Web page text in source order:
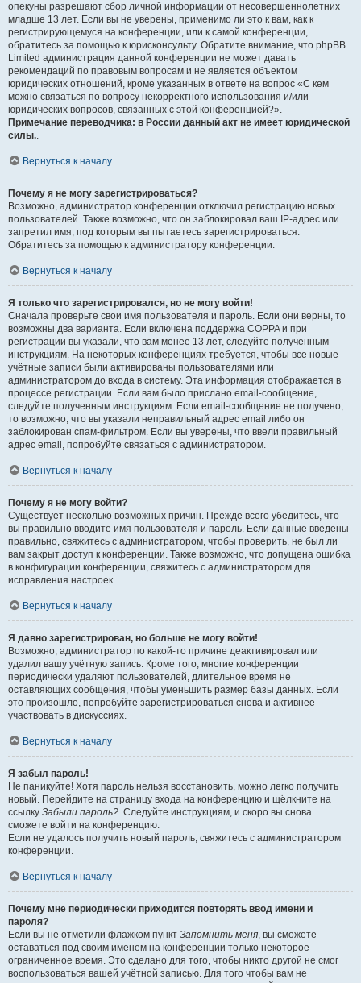
опекуны разрешают сбор личной информации от несовершеннолетних
младше 13 лет. Если вы не уверены, применимо ли это к вам, как к
регистрирующемуся на конференции, или к самой конференции,
обратитесь за помощью к юрисконсульту. Обратите внимание, что phpBB
Limited администрация данной конференции не может давать
рекомендаций по правовым вопросам и не является объектом
юридических отношений, кроме указанных в ответе на вопрос «С кем
можно связаться по вопросу некорректного использования и/или
юридических вопросов, связанных с этой конференцией?».
Примечание переводчика: в России данный акт не имеет юридической
силы..
Вернуться к началу
Почему я не могу зарегистрироваться?
Возможно, администратор конференции отключил регистрацию новых
пользователей. Также возможно, что он заблокировал ваш IP-адрес или
запретил имя, под которым вы пытаетесь зарегистрироваться.
Обратитесь за помощью к администратору конференции.
Вернуться к началу
Я только что зарегистрировался, но не могу войти!
Сначала проверьте свои имя пользователя и пароль. Если они верны, то
возможны два варианта. Если включена поддержка COPPA и при
регистрации вы указали, что вам менее 13 лет, следуйте полученным
инструкциям. На некоторых конференциях требуется, чтобы все новые
учётные записи были активированы пользователями или
администратором до входа в систему. Эта информация отображается в
процессе регистрации. Если вам было прислано email-сообщение,
следуйте полученным инструкциям. Если email-сообщение не получено,
то возможно, что вы указали неправильный адрес email либо он
заблокирован спам-фильтром. Если вы уверены, что ввели правильный
адрес email, попробуйте связаться с администратором.
Вернуться к началу
Почему я не могу войти?
Существует несколько возможных причин. Прежде всего убедитесь, что
вы правильно вводите имя пользователя и пароль. Если данные введены
правильно, свяжитесь с администратором, чтобы проверить, не был ли
вам закрыт доступ к конференции. Также возможно, что допущена ошибка
в конфигурации конференции, свяжитесь с администратором для
исправления настроек.
Вернуться к началу
Я давно зарегистрирован, но больше не могу войти!
Возможно, администратор по какой-то причине деактивировал или
удалил вашу учётную запись. Кроме того, многие конференции
периодически удаляют пользователей, длительное время не
оставляющих сообщения, чтобы уменьшить размер базы данных. Если
это произошло, попробуйте зарегистрироваться снова и активнее
участвовать в дискуссиях.
Вернуться к началу
Я забыл пароль!
Не паникуйте! Хотя пароль нельзя восстановить, можно легко получить
новый. Перейдите на страницу входа на конференцию и щёлкните на
ссылку Забыли пароль?. Следуйте инструкциям, и скоро вы снова
сможете войти на конференцию.
Если не удалось получить новый пароль, свяжитесь с администратором
конференции.
Вернуться к началу
Почему мне периодически приходится повторять ввод имени и
пароля?
Если вы не отметили флажком пункт Запомнить меня, вы сможете
оставаться под своим именем на конференции только некоторое
ограниченное время. Это сделано для того, чтобы никто другой не смог
воспользоваться вашей учётной записью. Для того чтобы вам не